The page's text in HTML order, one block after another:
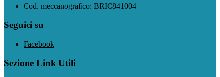
Cod. meccanografico: BRIC841004
Seguici su
Facebook
Sezione Link Utili